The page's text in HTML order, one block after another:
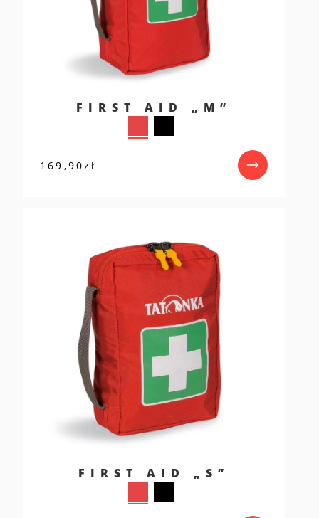
FIRST AID „M”
169,90zł
FIRST AID „S”